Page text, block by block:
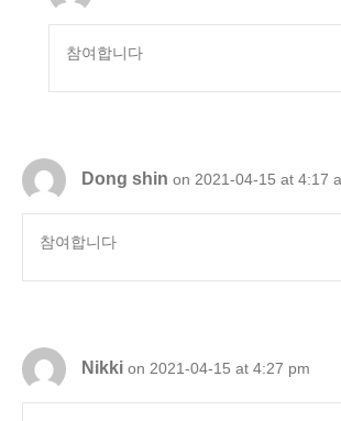
참여합니다
Dong shin on 2021-04-15 at 4:17
참여합니다
Nikki on 2021-04-15 at 4:27 pm